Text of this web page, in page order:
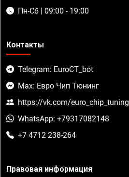
Пн-Сб | 09:00 - 19:00
Контакты
Telegram: EuroCT_bot
Max: Евро Чип Тюнинг
https://vk.com/euro_chip_tuning
WhatsApp: +79317082148
+7 4712 238-264
Правовая информация